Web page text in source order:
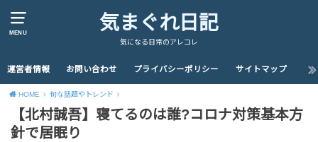
MENU 気まぐれ日記
気になる日常のアレコレ
運営者情報 お問い合わせ プライバシーポリシー サイトマップ
HOME 旬な話題やトレンド
【北村誠吾】寝てるのは誰?コロナ対策基本方
針で居眠り